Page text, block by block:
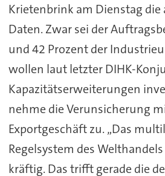
Krietenbrink am Dienstag die
Daten. Zwar sei der
und 42 Prozent der
wollen laut letzter DIHK-
Kapazitätserweiterungen
nehme die Verunsicherung
Exportgeschäft zu. „Das
Regelsystem des
kräftig. Das trifft gerade die